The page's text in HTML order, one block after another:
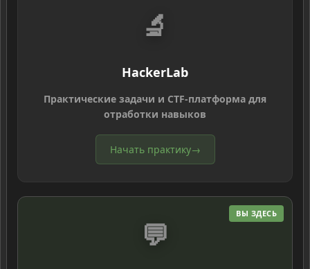
🔬
HackerLab
Практические задачи и CTF-платформа для
отработки навыков
Начать практику→
ВЫ ЗДЕСЬ
💬